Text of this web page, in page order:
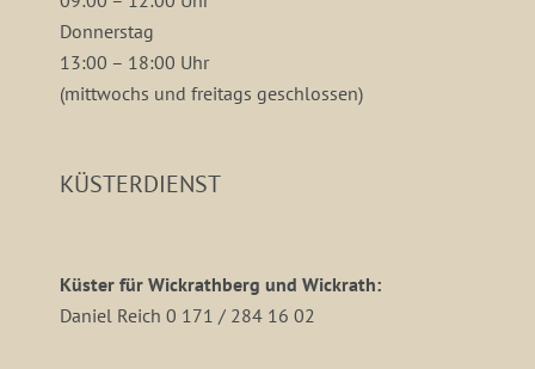
Donnerstag
13:00 – 18:00 Uhr
(mittwochs und freitags geschlossen)
KÜSTERDIENST
Küster für Wickrathberg und Wickrath:
Daniel Reich 0 171 / 284 16 02